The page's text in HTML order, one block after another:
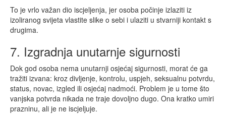
To je vrlo važan dio iscjeljenja, jer osoba počinje izlaziti iz
izoliranog svijeta vlastite slike o sebi i ulaziti u stvarniji kontakt s
drugima.
7. Izgradnja unutarnje sigurnosti
Dok god osoba nema unutarnji osjećaj sigurnosti, morat će ga
tražiti izvana: kroz divljenje, kontrolu, uspjeh, seksualnu potvrdu,
status, novac, izgled ili osjećaj nadmoći. Problem je u tome što
vanjska potvrda nikada ne traje dovoljno dugo. Ona kratko umiri
prazninu, ali je ne iscjeljuje.